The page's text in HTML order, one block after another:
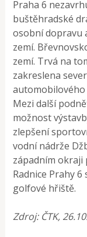
Praha 6
buštěhradské
osobní dopravu
zemí.
zemí. Trvá na
zakreslena
Mezi další
možnost
zlepšení
vodní nádrže
západním
Radnice Prahy
golfové hřiště.
Zdroj: ČTK,